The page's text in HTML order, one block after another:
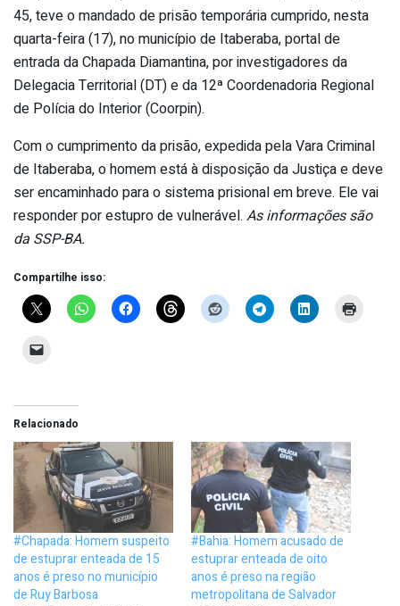
45, teve o mandado de prisão temporária cumprido, nesta
quarta-feira (17), no município de Itaberaba, portal de
entrada da Chapada Diamantina, por investigadores da
Delegacia Territorial (DT) e da 12ª Coordenadoria Regional
de Polícia do Interior (Coorpin).
Com o cumprimento da prisão, expedida pela Vara Criminal
de Itaberaba, o homem está à disposição da Justiça e deve
ser encaminhado para o sistema prisional em breve. Ele vai
responder por estupro de vulnerável. As informações são
da SSP-BA.
Compartilhe isso:
Relacionado
#Chapada: Homem suspeito
de estuprar enteada de 15
anos é preso no município
de Ruy Barbosa
#Bahia: Homem acusado de
estuprar enteada de oito
anos é preso na região
metropolitana de Salvador